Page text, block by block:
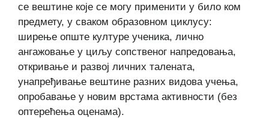
се вештине које се могу применити у било ком
предмету, у сваком образовном циклусу:
ширење опште културе ученика, лично
ангажовање у циљу сопственог напредовања,
откривање и развој личних талената,
унапређивање вештине разних видова учења,
опробавање у новим врстама активности (без
оптерећења оценама).